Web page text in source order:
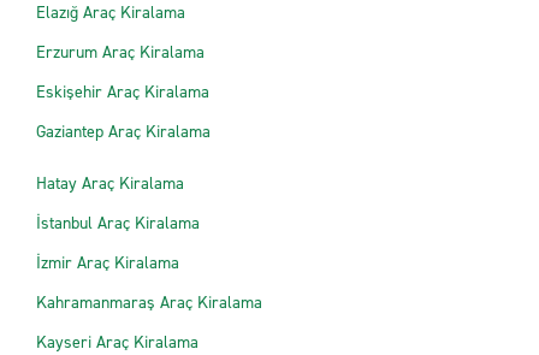
Elazığ Araç Kiralama
Erzurum Araç Kiralama
Eskişehir Araç Kiralama
Gaziantep Araç Kiralama
Hatay Araç Kiralama
İstanbul Araç Kiralama
İzmir Araç Kiralama
Kahramanmaraş Araç Kiralama
Kayseri Araç Kiralama